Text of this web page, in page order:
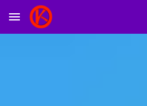
Skip to main content